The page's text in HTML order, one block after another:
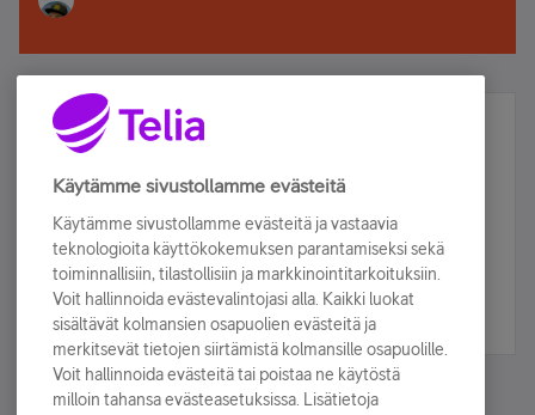
Älä jää paitsi – osallistu ja voita!
Tilaa Telian uutiskirje ja olet mukana arvonnassa.
sähköpostiisi.
Tilaa nyt
Käytämme sivustollamme evästeitä
Käytämme sivustollamme evästeitä ja vastaavia
teknologioita käyttökokemuksen parantamiseksi sekä
toiminnallisiin, tilastollisiin ja markkinointitarkoituksiin.
Voit hallinnoida evästevalintojasi alla. Kaikki luokat
sisältävät kolmansien osapuolien evästeitä ja
merkitsevät tietojen siirtämistä kolmansille osapuolille.
Voit hallinnoida evästeitä tai poistaa ne käytöstä
milloin tahansa evästeasetuksissa. Lisätietoja